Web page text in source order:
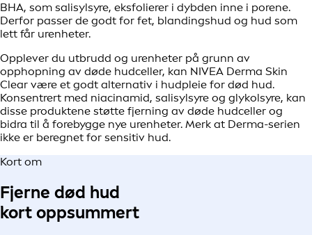
BHA, som salisylsyre, eksfolierer i dybden inne i porene.
Derfor passer de godt for fet, blandingshud og hud som
lett får urenheter.
Opplever du utbrudd og urenheter på grunn av
opphopning av døde hudceller, kan NIVEA Derma Skin
Clear være et godt alternativ i hudpleie for død hud.
Konsentrert med niacinamid, salisylsyre og glykolsyre, kan
disse produktene støtte fjerning av døde hudceller og
bidra til å forebygge nye urenheter. Merk at Derma-serien
ikke er beregnet for sensitiv hud.
Kort om
Fjerne død hud
kort oppsummert